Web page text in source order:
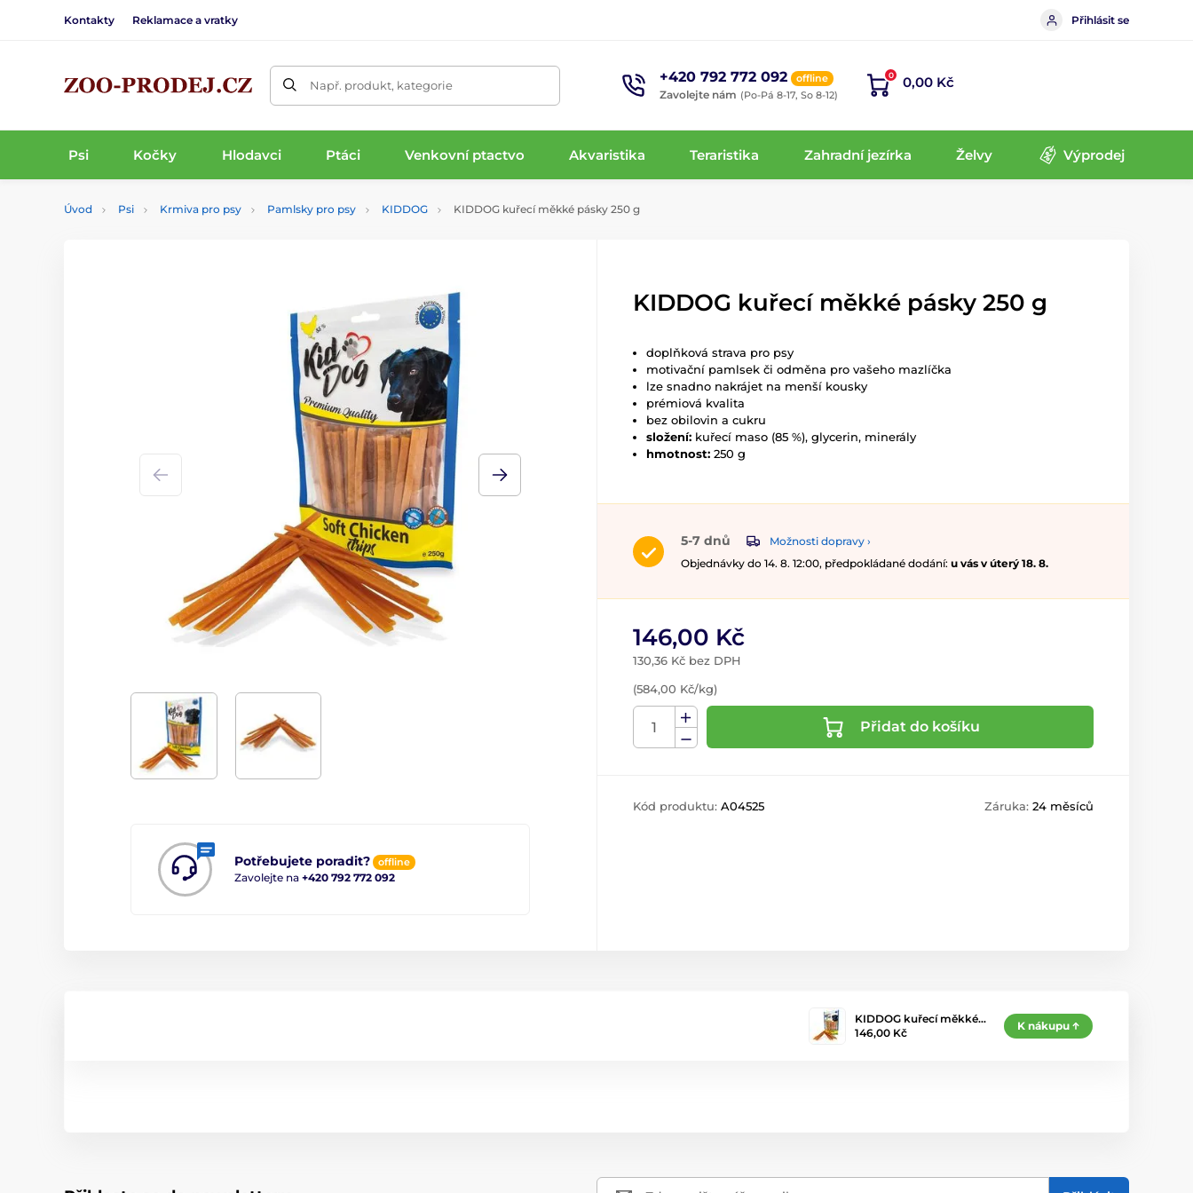
Kontakty Reklamace a vratky Přihlásit se
Např. produkt, kategorie +420 792 772 092 offline
Zavolejte nám (Po-Pá 8-17, So 8-12)
0 0,00 Kč
Psi Kočky Hlodavci Ptáci Venkovní ptactvo Akvaristika Teraristika Zahradní jezírka Želvy Výprodej
Úvod Psi Krmiva pro psy Pamlsky pro psy KIDDOG KIDDOG kuřecí měkké pásky 250 g
Potřebujete poradit? offline
Zavolejte na +420 792 772 092
KIDDOG kuřecí měkké pásky 250 g
doplňková strava pro psy
motivační pamlsek či odměna pro vašeho mazlíčka
lze snadno nakrájet na menší kousky
prémiová kvalita
bez obilovin a cukru
složení: kuřecí maso (85 %), glycerin, minerály
hmotnost: 250 g
5-7 dnů
Možnosti dopravy ›
Objednávky do 14. 8. 12:00, předpokládané dodání: u vás v úterý 18. 8.
146,00 Kč
130,36 Kč bez DPH
(584,00 Kč/kg)
Přidat do košíku
Kód produktu: A04525 Záruka: 24 měsíců
KIDDOG kuřecí měkké…
146,00 Kč
K nákupu